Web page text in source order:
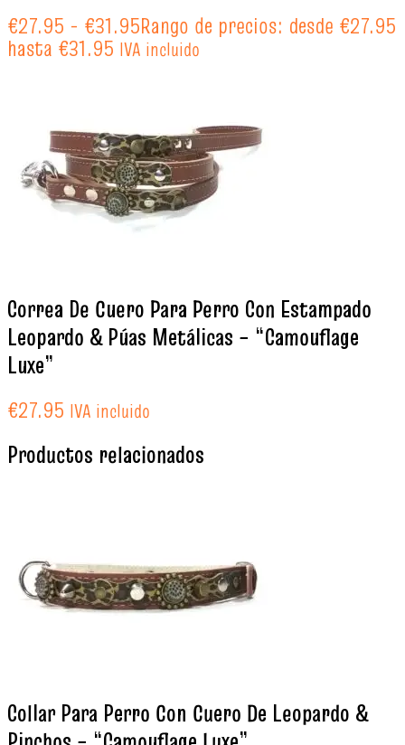
€27.95 - €31.95Rango de precios: desde €27.95
hasta €31.95 IVA incluido
Correa De Cuero Para Perro Con Estampado
Leopardo & Púas Metálicas – “Camouflage
Luxe”
€27.95 IVA incluido
Productos relacionados
Collar Para Perro Con Cuero De Leopardo &